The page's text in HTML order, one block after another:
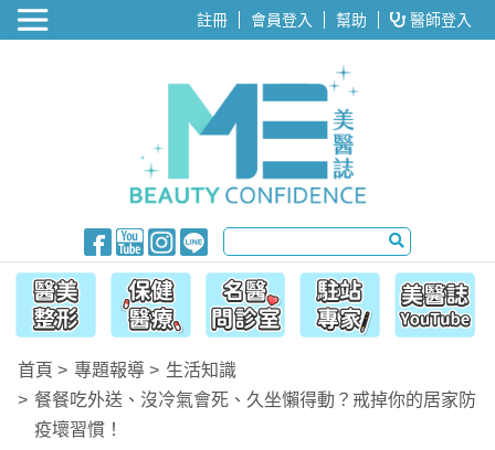
醫美整形 註冊 會員登入 幫助 醫師登入
首頁 專題報導
生活知識
餐餐吃外送、沒冷氣會死、久坐懶得動？戒掉你的居家防
疫壞習慣！